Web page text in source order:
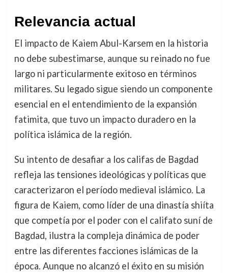
Relevancia actual
El impacto de Kaiem Abul-Karsem en la historia
no debe subestimarse, aunque su reinado no fue
largo ni particularmente exitoso en términos
militares. Su legado sigue siendo un componente
esencial en el entendimiento de la expansión
fatimita, que tuvo un impacto duradero en la
política islámica de la región.
Su intento de desafiar a los califas de Bagdad
refleja las tensiones ideológicas y políticas que
caracterizaron el período medieval islámico. La
figura de Kaiem, como líder de una dinastía shiíta
que competía por el poder con el califato suní de
Bagdad, ilustra la compleja dinámica de poder
entre las diferentes facciones islámicas de la
época. Aunque no alcanzó el éxito en su misión